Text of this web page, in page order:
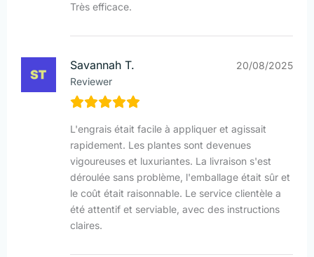
Très efficace.
Savannah T.
Reviewer
20/08/2025
L'engrais était facile à appliquer et agissait
rapidement. Les plantes sont devenues
vigoureuses et luxuriantes. La livraison s'est
déroulée sans problème, l'emballage était sûr et
le coût était raisonnable. Le service clientèle a
été attentif et serviable, avec des instructions
claires.